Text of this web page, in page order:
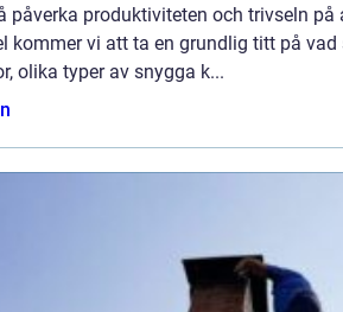
påverka produktiviteten och trivseln på
kommer vi att ta en grundlig titt på
olika typer av snygga k...